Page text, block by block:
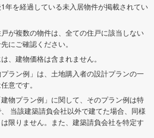
年を経過している未入居物件が掲載されてい
が複数の物件は、全ての住戸に該当しない
にご確認ください。
、建物価格は含まれません。
ラン例」は、土地購入者の設計プランの一
意です。
物プラン例」に関して、そのプラン例は特
当該建築請負会社以外で建てた場合、同様
限りません。また、建築請負会社を特定す